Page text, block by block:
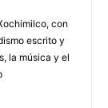
con
escrito y
la música y el